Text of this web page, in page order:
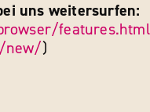
uns weitersurfen:
features.html
new/)